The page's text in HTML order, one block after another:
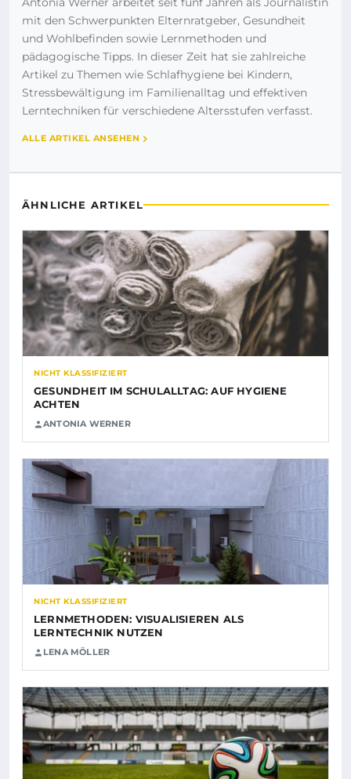
mit den Schwerpunkten Elternratgeber, Gesundheit
und Wohlbefinden sowie Lernmethoden und
pädagogische Tipps. In dieser Zeit hat sie zahlreiche
Artikel zu Themen wie Schlafhygiene bei Kindern,
Stressbewältigung im Familienalltag und effektiven
Lerntechniken für verschiedene Altersstufen verfasst.
ALLE ARTIKEL ANSEHEN
ÄHNLICHE ARTIKEL
NICHT KLASSIFIZIERT
GESUNDHEIT IM SCHULALLTAG: AUF HYGIENE
ACHTEN
ANTONIA WERNER
NICHT KLASSIFIZIERT
LERNMETHODEN: VISUALISIEREN ALS
LERNTECHNIK NUTZEN
LENA MÖLLER